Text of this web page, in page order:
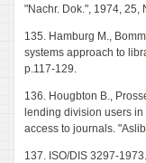
"Nachr. Dok.", 1974, 25,
135. Hamburg M.,
systems approach to
p.117-129.
136. Hougbton B.,
lending division users
access to journals.
137. ISO/DIS 3297-